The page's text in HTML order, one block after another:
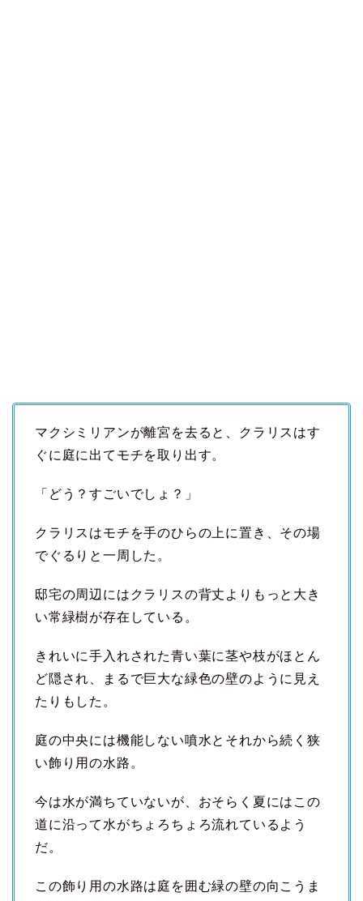
マクシミリアンが離宮を去ると、クラリスはす
ぐに庭に出てモチを取り出す。
「どう？すごいでしょ？」
クラリスはモチを手のひらの上に置き、その場
でぐるりと一周した。
邸宅の周辺にはクラリスの背丈よりもっと大き
い常緑樹が存在している。
きれいに手入れされた青い葉に茎や枝がほとん
ど隠され、まるで巨大な緑色の壁のように見え
たりもした。
庭の中央には機能しない噴水とそれから続く狭
い飾り用の水路。
今は水が満ちていないが、おそらく夏にはこの
道に沿って水がちょろちょろ流れているよう
だ。
この飾り用の水路は庭を囲む緑の壁の向こうま